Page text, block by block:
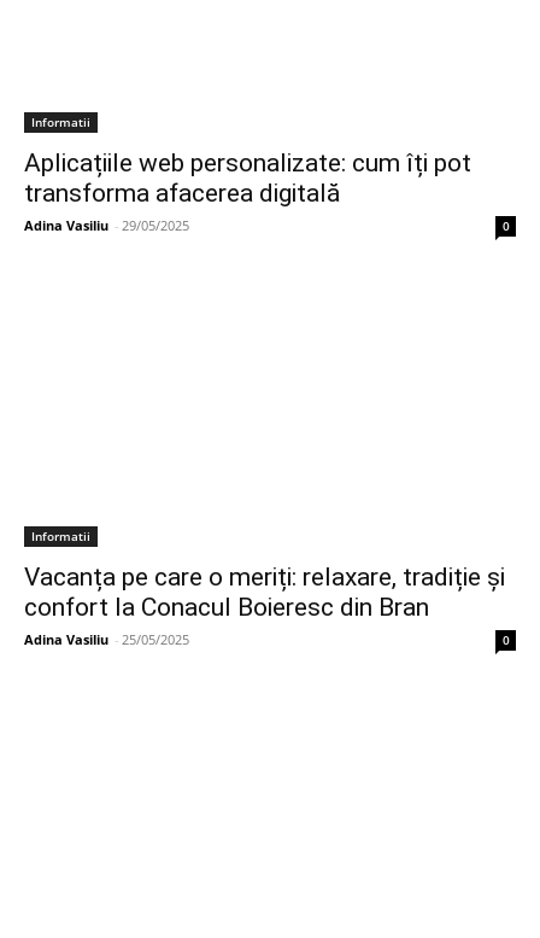
Informatii
Aplicațiile web personalizate: cum îți pot
transforma afacerea digitală
Adina Vasiliu - 29/05/2025 0
Informatii
Vacanța pe care o meriți: relaxare, tradiție și
confort la Conacul Boieresc din Bran
Adina Vasiliu - 25/05/2025 0